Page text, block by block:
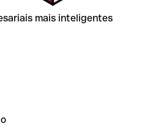
mais inteligentes